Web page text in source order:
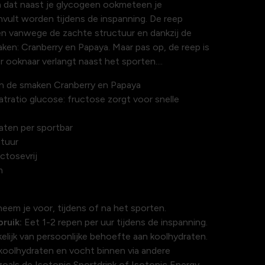
naast je glycogeen ookmeteen je
worden tijdens de inspanning. De reep
vanwege de zachte structuur en dankzij de
Cranberry en Papaya. Maar pas op, de reep is
ooknaar verlangt naast het sporten....
de smaken Cranberry en Papaya
glucose: fructose zorgt voor snelle
per sportbar
je voor, tijdens of na het sporten.
Eet 1-2 repen per uur tijdens de inspanning.
van persoonlijke behoefte aan koolhydraten.
en vocht binnen via andere